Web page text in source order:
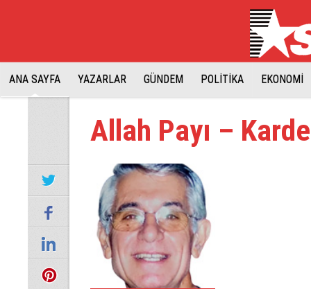
ANA SAYFA YAZARLAR GÜNDEM POLİTİKA EKONOMİ
Allah Payı –